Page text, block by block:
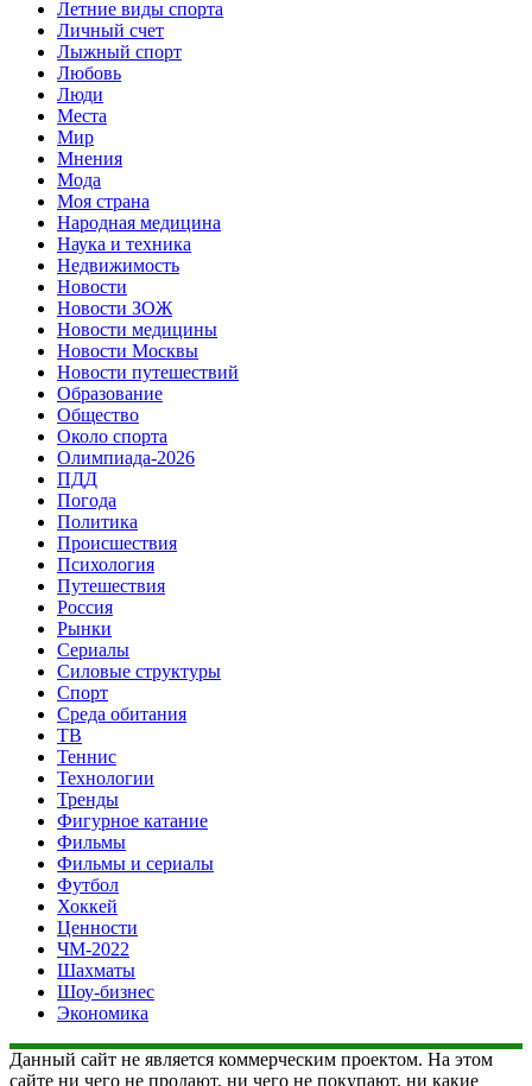
Летние виды спорта
Личный счет
Лыжный спорт
Любовь
Люди
Места
Мир
Мнения
Мода
Моя страна
Народная медицина
Наука и техника
Недвижимость
Новости
Новости ЗОЖ
Новости медицины
Новости Москвы
Новости путешествий
Образование
Общество
Около спорта
Олимпиада-2026
ПДД
Погода
Политика
Происшествия
Психология
Путешествия
Россия
Рынки
Сериалы
Силовые структуры
Спорт
Среда обитания
ТВ
Теннис
Технологии
Тренды
Фигурное катание
Фильмы
Фильмы и сериалы
Футбол
Хоккей
Ценности
ЧМ-2022
Шахматы
Шоу-бизнес
Экономика
Данный сайт не является коммерческим проектом. На этом
сайте ни чего не продают, ни чего не покупают, ни какие